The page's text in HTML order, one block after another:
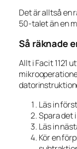
Det är alltså en
50-talet än en
Så räknade
Allt i Facit 1121
Läs in
Spara det
Läs in
Kör en